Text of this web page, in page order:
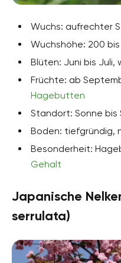
Wuchs: aufrechter
Wuchshöhe: 200
Blüten: Juni bis
Früchte: ab
Hagebutten
Standort: Sonne
Boden: tiefgründig,
Besonderheit:
Gehalt
Japanische
serrulata)